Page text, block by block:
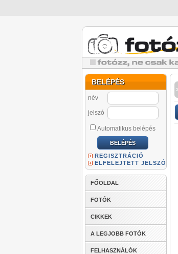
BELÉPÉS
név
jelszó
Automatikus belépés
REGISZTRÁCIÓ
ELFELEJTETT JELSZÓ
FŐOLDAL
FOTÓK
CIKKEK
A LEGJOBB FOTÓK
FELHASZNÁLÓK